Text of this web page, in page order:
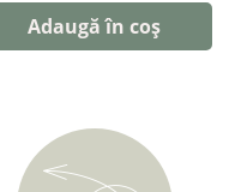
Adaugă în coș